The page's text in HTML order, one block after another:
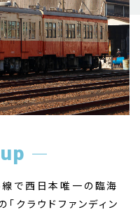
で西日本唯一の臨海
クラウドファンディン